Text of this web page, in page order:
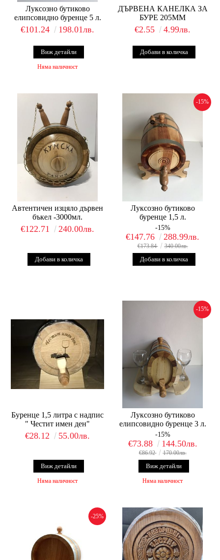
Луксозно бутиково
елипсовидно буренце 5 л.
€101.24 198.01лв.
Виж детайли
Няма наличност
ДЪРВЕНА КАНЕЛКА ЗА
БУРЕ 205ММ
€2.55 4.99лв.
Автентичен изцяло дървен
бъкел -3000мл.
€122.71 240.00лв.
-15%
Луксозно бутиково
буренце 1,5 л.
-15%
€147.76 288.99лв.
€173.84 340.00лв.
Буренце 1,5 литра с надпис
" Честит имен ден"
€28.12 55.00лв.
Виж детайли
Няма наличност
-15%
Луксозно бутиково
елипсовидно буренце 3 л.
-15%
€73.88 144.50лв.
€86.92 170.00лв.
Виж детайли
Няма наличност
-25%